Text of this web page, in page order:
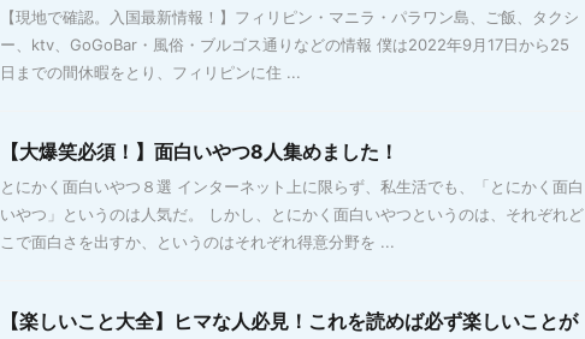
【現地で確認。入国最新情報！】フィリピン・マニラ・パラワン島、ご飯、タクシ
ー、ktv、GoGoBar・風俗・ブルゴス通りなどの情報 僕は2022年9月17日から25
日までの間休暇をとり、フィリピンに住 ...
【大爆笑必須！】面白いやつ8人集めました！
とにかく面白いやつ８選 インターネット上に限らず、私生活でも、「とにかく面白
いやつ」というのは人気だ。 しかし、とにかく面白いやつというのは、それぞれど
こで面白さを出すか、というのはそれぞれ得意分野を ...
【楽しいこと大全】ヒマな人必見！これを読めば必ず楽しいことが